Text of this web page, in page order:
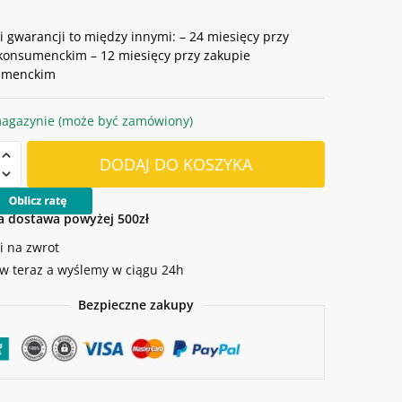
gwarancji to między innymi: – 24 miesięcy przy
– 12 miesięcy przy zakupie
(może być zamówiony)
DODAJ DO KOSZYKA
dostawa powyżej 500zł
na zwrot
teraz a wyślemy w ciągu 24h
Bezpieczne zakupy